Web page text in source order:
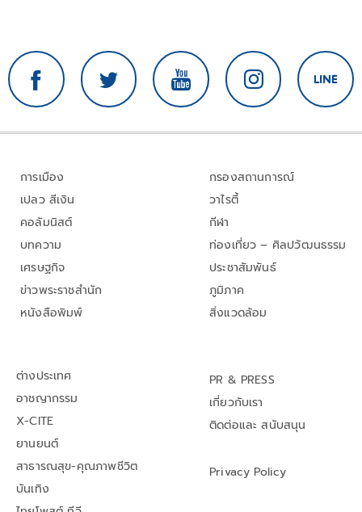
การเมือง
เปลว สีเงิน
คอลัมนิสต์
บทความ
เศรษฐกิจ
ข่าวพระราชสำนัก
หนังสือพิมพ์
กรองสถานการณ์
วาไรตี้
กีฬา
ท่องเที่ยว – ศิลปวัฒนธรรม
ประชาสัมพันธ์
ภูมิภาค
สิ่งแวดล้อม
ต่างประเทศ
อาชญากรรม
X-CITE
ยานยนต์
สาธารณสุข-คุณภาพชีวิต
บันเทิง
PR & PRESS
เกี่ยวกับเรา
ติดต่อและ สนับสนุน
Privacy Policy